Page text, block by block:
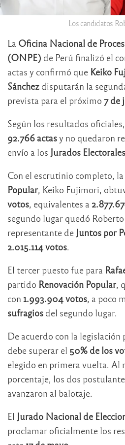
Los candidatos
La Oficina Nacional de
(ONPE) de Perú finalizó el
actas y confirmó que Keiko
Sánchez disputarán la
prevista para el próximo 7 de
Según los resultados
92.766 actasy no quedaron
envío a los Jurados
Con el escrutinio completo,
Popular, Keiko Fujimori,
votos, equivalentes a
segundo lugar quedó Roberto
representante de Juntos por
2.015.114 votos.
El tercer puesto fue para
partido Renovación Popular,
con 1.993.904 votos, a poco
sufragios del segundo lugar.
De acuerdo con la
debe superar el 50% de los
elegido en primera vuelta. Al
porcentaje, los dos
avanzaron al balotaje.
El Jurado Nacional de
proclamar oficialmente los